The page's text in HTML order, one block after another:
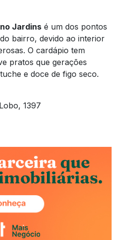
Jardins é um dos pontos
bairro, devido ao interior
O cardápio tem
pratos que gerações
e doce de figo seco.
1397